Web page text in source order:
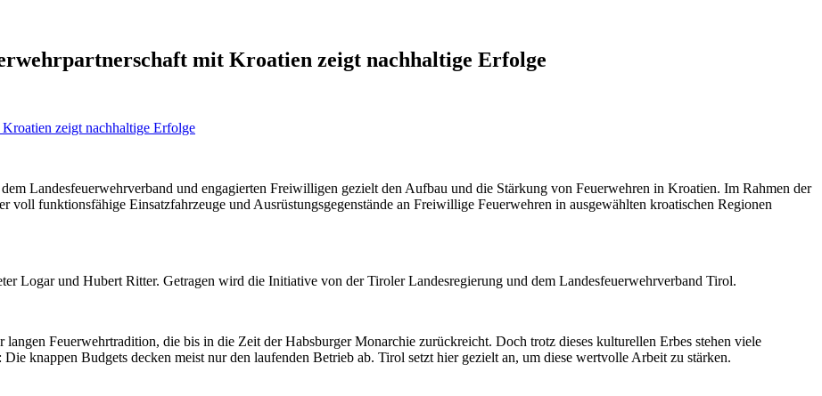
mit Kroatien zeigt nachhaltige Erfolge
Landesfeuerwehrverband und engagierten Freiwilligen gezielt den Aufbau und die Stärkung von Feuerwehren in Kroatien. Im Rahmen der
voll funktionsfähige Einsatzfahrzeuge und Ausrüstungsgegenstände an Freiwillige Feuerwehren in ausgewählten kroatischen Regionen
Logar und Hubert Ritter. Getragen wird die Initiative von der Tiroler Landesregierung und dem Landesfeuerwehrverband Tirol.
Feuerwehrtradition, die bis in die Zeit der Habsburger Monarchie zurückreicht. Doch trotz dieses kulturellen Erbes stehen viele
knappen Budgets decken meist nur den laufenden Betrieb ab. Tirol setzt hier gezielt an, um diese wertvolle Arbeit zu stärken.